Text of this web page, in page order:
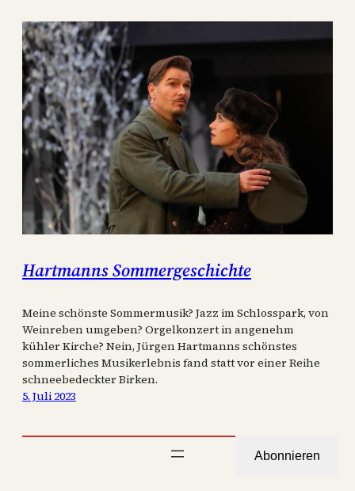
Hartmanns Sommergeschichte
Meine schönste Sommermusik? Jazz im Schlosspark, von
Weinreben umgeben? Orgelkonzert in angenehm
kühler Kirche? Nein, Jürgen Hartmanns schönstes
sommerliches Musikerlebnis fand statt vor einer Reihe
schneebedeckter Birken.
5. Juli 2023
Abonnieren